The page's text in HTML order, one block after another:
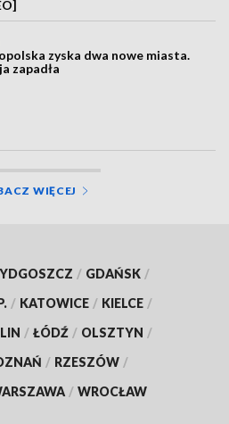
zyska dwa nowe miasta.
zapadła
WIĘCEJ
/ GDAŃSK /
/ KATOWICE / KIELCE /
/ ŁÓDŹ / OLSZTYN /
/ RZESZÓW /
/ WROCŁAW